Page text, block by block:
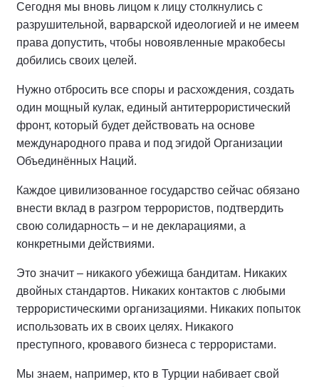
Сегодня мы вновь лицом к лицу столкнулись с
разрушительной, варварской идеологией и не имеем
права допустить, чтобы новоявленные мракобесы
добились своих целей.
Нужно отбросить все споры и расхождения, создать
один мощный кулак, единый антитеррористический
фронт, который будет действовать на основе
международного права и под эгидой Организации
Объединённых Наций.
Каждое цивилизованное государство сейчас обязано
внести вклад в разгром террористов, подтвердить
свою солидарность – и не декларациями, а
конкретными действиями.
Это значит – никакого убежища бандитам. Никаких
двойных стандартов. Никаких контактов с любыми
террористическими организациями. Никаких попыток
использовать их в своих целях. Никакого
преступного, кровавого бизнеса с террористами.
Мы знаем, например, кто в Турции набивает свой